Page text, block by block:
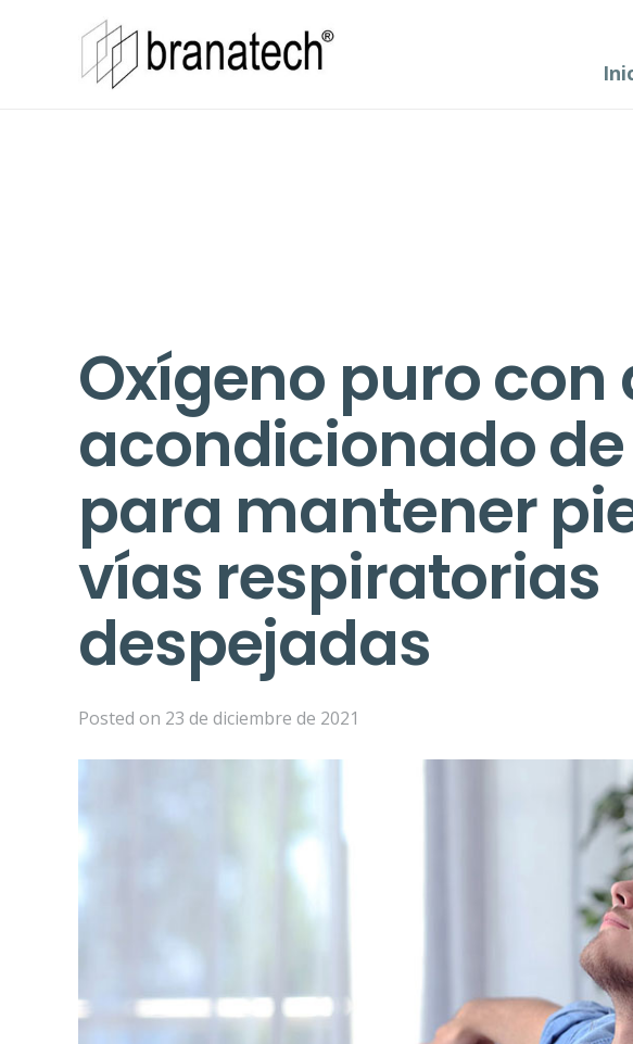
Oxígeno puro con
acondicionado
para mantener
vías respiratorias
despejadas
Posted on 23 de diciembre de 2021